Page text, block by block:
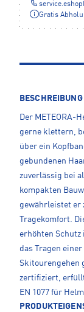
service.eshop
Gratis
BESCHREIBUNG
Der METEORA-
gerne klettern,
über ein
gebundenen
zuverlässig bei
kompakten
gewährleistet er
Tragekomfort.
erhöhten
das Tragen
Skitourengehen
zertifiziert,
EN 1077 für